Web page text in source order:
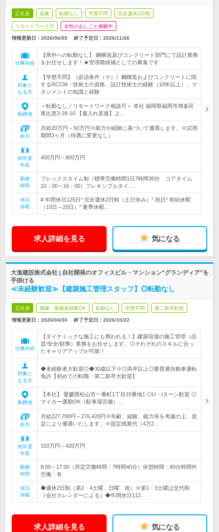
正社員 急募 転勤なし 学歴不問 完全週休2日制
リモートワーク可 女性のおしごと掲載中
情報更新日：2026/06/05 終了予定日： 2026/11/26
仕事内容
【県外への転勤なし】 鋼構造及びコンクリート部門にて設計業務
をお任せします！★管理職候補としての募集です
対象と
なる方
【学歴不問】《必須条件（※）》鋼構造およびコンクリートに関
するRCCM・技術士の資格、設計技術士の経験（10年以上）、マ
ネジメントの知識と経験
勤務地
＜転勤なし／リモートワーク相談可＞ 本社 福岡県福岡市博多区
東比恵3-28-10 【雇入れ直後】上…
給与
月給20万円～50万円※能力や経験に基づいて優遇します。※試用
期間3ヶ月（待遇に変更なし）
初年度
年収
400万円～800万円
勤務
時間
フレックスタイム制（標準労働時間1日7時間30分 コアタイム
10：00～16：00）フレキシブルタイ…
休日
休暇
# 年間休日125日* 完全週休2日制（土日休み）* 祝日* 有給休暇
（10日～20日）* 夏季休暇…
求人詳細を見る 気になる
大進建設株式会社 | 自社開発のオフィスビル・マンション“グランディア”を
手掛ける
≪未経験歓迎≫【建築施工管理スタッフ】◎転勤なし
正社員 職種・業種未経験OK 転勤なし 学歴不問 第二新卒歓迎
情報更新日：2026/04/30 終了予定日： 2026/10/22
仕事内容
【ダイナミックな施工にも携われる！】建築現場の施工管理（品
質/安全/財務）業務をお任せします。◎それぞれのスキルに合っ
たキャリアアップが可能！
対象と
なる方
◆未経験者大歓迎◎◆30歳以下※◎高卒以上◎要普通自動車運転
免許【初めての転職・第二新卒大歓迎】
勤務地
【本社】 愛媛県松山市一番町1丁目15番地1 ◎U・Iターン歓迎 ◎
マイカー通勤OK（駐車場完備）…
給与
月給227,780円～276,420円※年齢、経験、能力等を考慮の上、規
定により優遇いたします。※固定残業代（4万2…
初年度
年収
310万円～420万円
勤務
時間
8:00～17:00（所定労働時間：7時間40分）休憩時間：80分時間外
労働：有
休日
休暇
◆週休2日制（第2・4土曜、日曜、祝）※第1・3土曜は交代制
（会社カレンダーによる）◆年間休日112…
求人詳細を見る 気になる